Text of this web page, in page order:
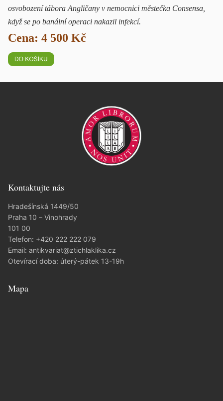
osvobození tábora Angličany v nemocnici městečka Consensa,
když se po banální operaci nakazil infekcí.
Cena: 4 500 Kč
Kontaktujte nás
Hradešínská 1449/50
Praha 10 – Vinohrady
101 00
Telefon: +420 222 222 079
Email: antikvariat@ztichlaklika.cz
Otevírací doba: úterý-pátek 13-19h
Mapa